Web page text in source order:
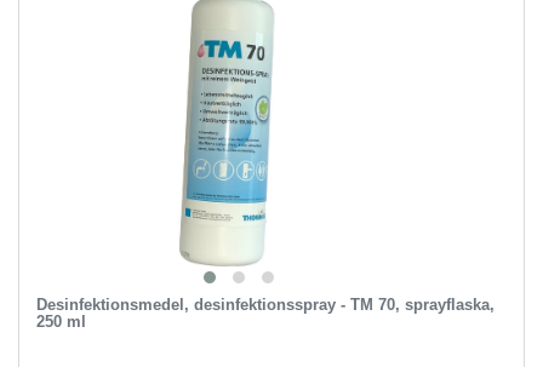
Desinfektionsmedel, desinfektionsspray - TM 70, sprayflaska,
250 ml